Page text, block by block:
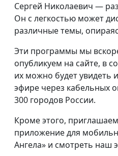
Сергей Николаевич —
Он с легкостью может
различные темы,
Эти программы мы
опубликуем на сайте, в
их можно будет увидеть
эфире через кабельных
300 городов России.
Кроме этого,
приложение для
Ангела» и смотреть наш